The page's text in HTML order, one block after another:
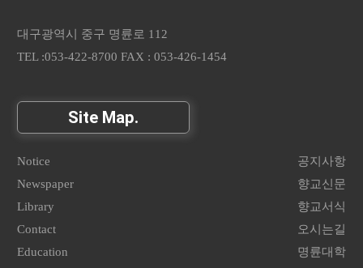
대구광역시 중구 명륜로 112
TEL :053-422-8700 FAX : 053-426-1454
Site Map.
Notice
공지사항
Newspaper
향교신문
Library
향교서식
Contact
오시는길
Education
명륜대학